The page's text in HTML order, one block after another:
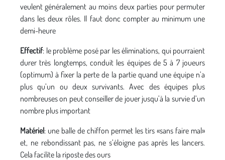
veulent généralement au moins deux parties pour permuter
dans les deux rôles. Il faut donc compter au minimum une
demi-heure
Effectif: le problème posé par les éliminations, qui pourraient
durer très longtemps, conduit les équipes de 5 à 7 joueurs
(optimum) à fixer la perte de la partie quand une équipe n’a
plus qu’un ou deux survivants. Avec des équipes plus
nombreuses on peut conseiller de jouer jusqu’à la survie d’un
nombre plus important
Matériel: une balle de chiffon permet les tirs «sans faire mal»
et, ne rebondissant pas, ne s’éloigne pas après les lancers.
Cela facilite la riposte des ours